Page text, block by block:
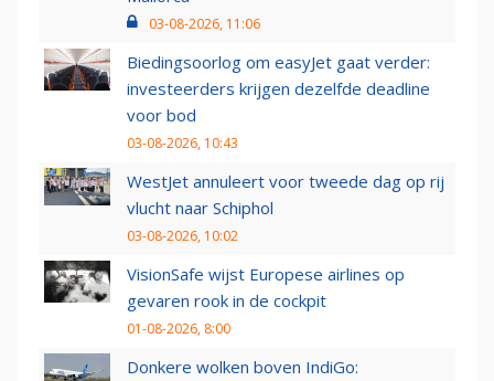
03-08-2026, 11:06
Biedingsoorlog om easyJet gaat verder:
investeerders krijgen dezelfde deadline
voor bod
03-08-2026, 10:43
WestJet annuleert voor tweede dag op rij
vlucht naar Schiphol
03-08-2026, 10:02
VisionSafe wijst Europese airlines op
gevaren rook in de cockpit
01-08-2026, 8:00
Donkere wolken boven IndiGo: